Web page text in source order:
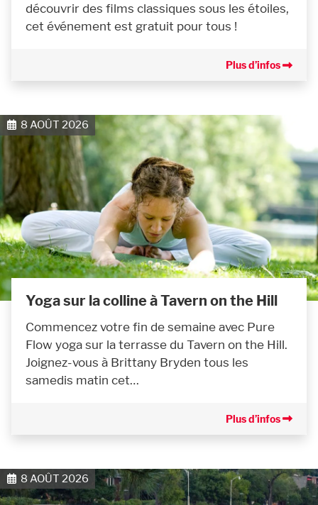
découvrir des films classiques sous les étoiles,
cet événement est gratuit pour tous !
Plus d’infos
8 AOÛT 2026
Yoga sur la colline à Tavern on the Hill
Commencez votre fin de semaine avec Pure
Flow yoga sur la terrasse du Tavern on the Hill.
Joignez-vous à Brittany Bryden tous les
samedis matin cet…
Plus d’infos
8 AOÛT 2026